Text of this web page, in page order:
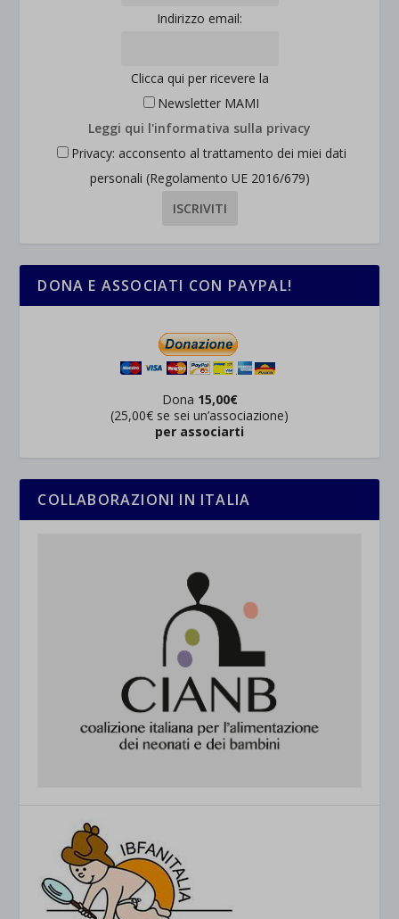
Indirizzo email:
Clicca qui per ricevere la
Newsletter MAMI
Leggi qui l'informativa sulla privacy
Privacy: acconsento al trattamento dei miei dati
personali (Regolamento UE 2016/679)
DONA E ASSOCIATI CON PAYPAL!
Dona 15,00€
(25,00€ se sei un’associazione)
per associarti
COLLABORAZIONI IN ITALIA